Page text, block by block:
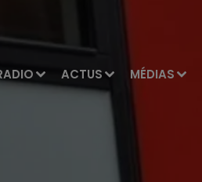
ACTUS MÉDIAS